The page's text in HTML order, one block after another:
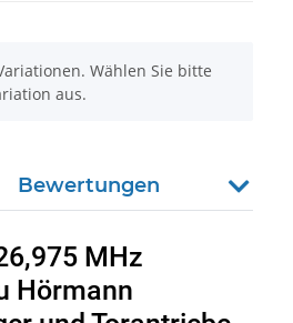
Wählen Sie bitte
aus.
Bewertungen
MHz
Hörmann